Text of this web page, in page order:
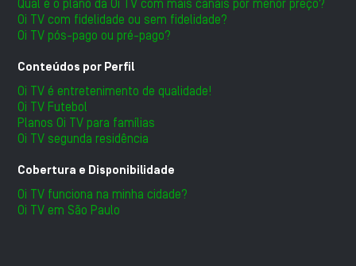
Qual é o plano da Oi TV com mais canais por menor preço?
Oi TV com fidelidade ou sem fidelidade?
Oi TV pós-pago ou pré-pago?
Conteúdos por Perfil
Oi TV é entretenimento de qualidade!
Oi TV Futebol
Planos Oi TV para famílias
Oi TV segunda residência
Cobertura e Disponibilidade
Oi TV funciona na minha cidade?
Oi TV em São Paulo